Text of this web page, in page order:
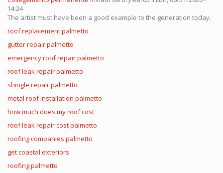
14:24
The artist must have been a good example to the generation today.
roof replacement palmetto
gutter repair palmetto
emergency roof repair palmetto
roof leak repair palmetto
shingle repair palmetto
metal roof installation palmetto
how much does my roof cost
roof leak repair cost palmetto
roofing companies palmetto
get coastal exteriors
roofing palmetto